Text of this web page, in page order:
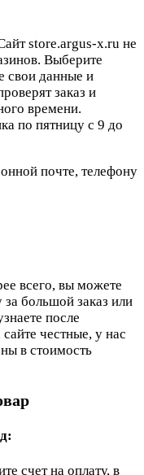
store.argus-x.ru не
Выберите
свои данные и
заказ и
времени.
по пятницу с 9 до
почте, телефону
всего, вы можете
большой заказ или
после
честные, у нас
в стоимость
счет на оплату, в